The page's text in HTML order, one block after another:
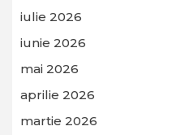
iulie 2026
iunie 2026
mai 2026
aprilie 2026
martie 2026